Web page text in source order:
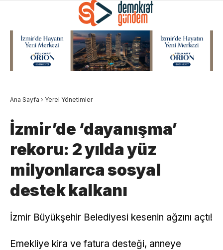
Ana Sayfa › Yerel Yönetimler
İzmir’de ‘dayanışma’
rekoru: 2 yılda yüz
milyonlarca sosyal
destek kalkanı
İzmir Büyükşehir Belediyesi kesenin ağzını açtı!
Emekliye kira ve fatura desteği, anneye